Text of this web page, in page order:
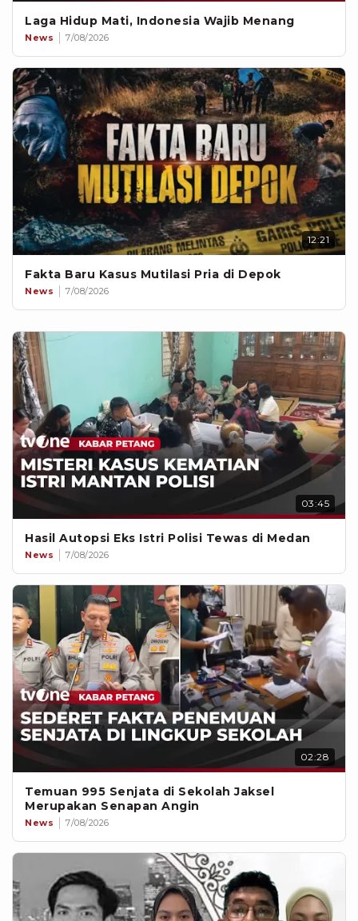
Laga Hidup Mati, Indonesia Wajib Menang
News 7/08/2026
12:21
Fakta Baru Kasus Mutilasi Pria di Depok
News 7/08/2026
03:45
Hasil Autopsi Eks Istri Polisi Tewas di Medan
News 7/08/2026
02:28
Temuan 995 Senjata di Sekolah Jaksel
Merupakan Senapan Angin
News 7/08/2026